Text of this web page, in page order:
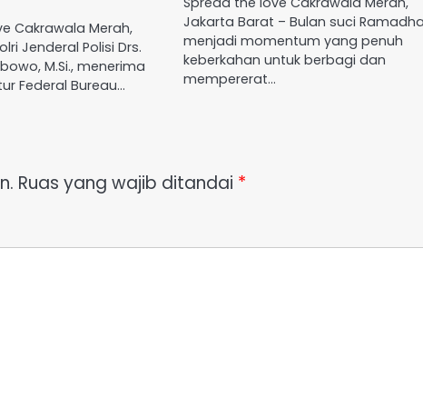
Cakrawala Merah,
Jenderal Polisi Drs.
M.Si., menerima
Federal Bureau…
Jakarta Barat – Bulan suci
menjadi momentum yang penuh
keberkahan untuk berbagi dan
mempererat…
Ruas yang wajib ditandai *